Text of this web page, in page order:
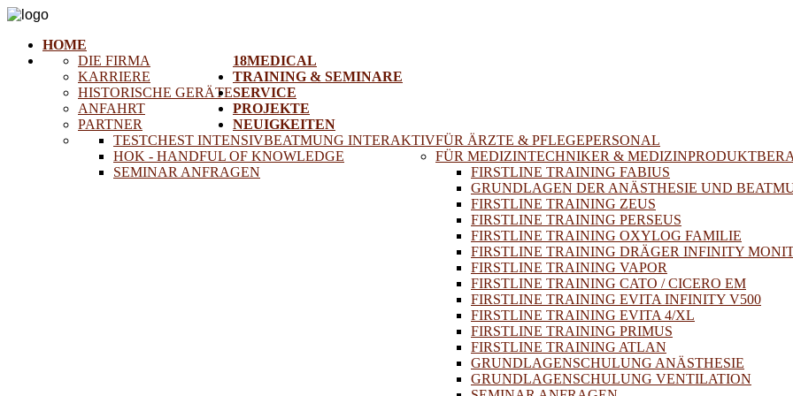
HOME
18MEDICAL
DIE FIRMA
KARRIERE
HISTORISCHE GERÄTE
ANFAHRT
PARTNER
TRAINING & SEMINARE
FÜR ÄRZTE & PFLEGEPERSONAL
TESTCHEST INTENSIVBEATMUNG INTERAKTIV
HOK - HANDFUL OF KNOWLEDGE
SEMINAR ANFRAGEN
FÜR MEDIZINTECHNIKER &
FIRSTLINE TRAINING FABIUS
GRUNDLAGEN DER ANÄSTHESIE UND
FIRSTLINE TRAINING ZEUS
FIRSTLINE TRAINING PERSEUS
FIRSTLINE TRAINING OXYLOG FAMILIE
FIRSTLINE TRAINING DRÄGER INFINITY
FIRSTLINE TRAINING VAPOR
FIRSTLINE TRAINING CATO / CICERO EM
FIRSTLINE TRAINING EVITA INFINITY V500
FIRSTLINE TRAINING EVITA 4/XL
FIRSTLINE TRAINING PRIMUS
FIRSTLINE TRAINING ATLAN
GRUNDLAGENSCHULUNG ANÄSTHESIE
GRUNDLAGENSCHULUNG VENTILATION
SERVICE
PROJEKTE
NEUIGKEITEN